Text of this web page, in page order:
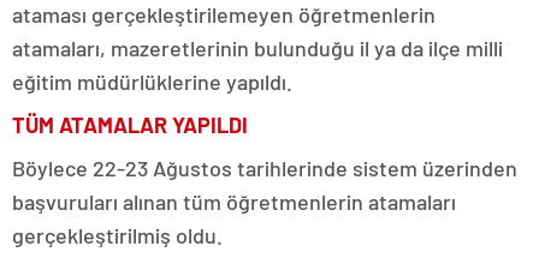
ataması gerçekleştirilemeyen öğretmenlerin
atamaları, mazeretlerinin bulunduğu il ya da ilçe milli
eğitim müdürlüklerine yapıldı.
TÜM ATAMALAR YAPILDI
Böylece 22-23 Ağustos tarihlerinde sistem üzerinden
başvuruları alınan tüm öğretmenlerin atamaları
gerçekleştirilmiş oldu.